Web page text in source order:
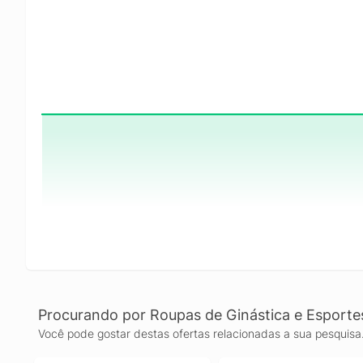
Procurando por Roupas de Ginástica e
Você pode gostar destas ofertas relacionadas a sua